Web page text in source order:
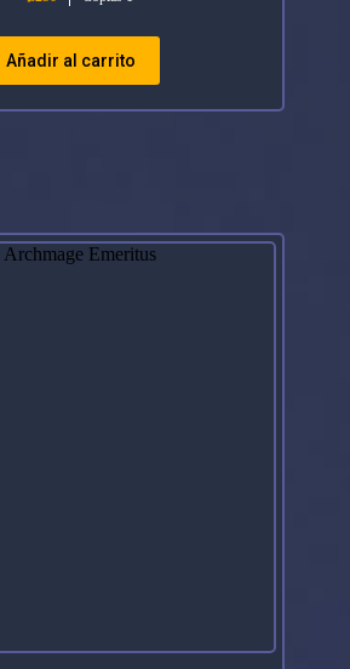
Añadir al carrito